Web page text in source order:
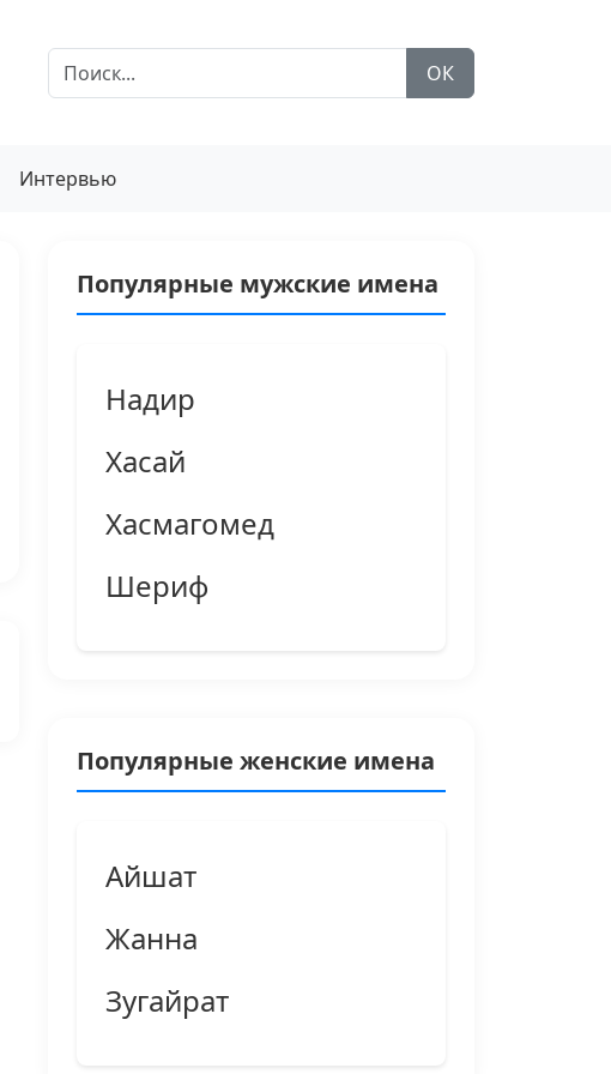
ОК
Интервью
Популярные мужские имена
Надир
Хасай
Хасмагомед
Шериф
Популярные женские имена
Айшат
Жанна
Зугайрат